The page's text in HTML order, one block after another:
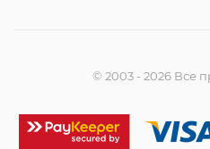
© 2003 - 2026 Все